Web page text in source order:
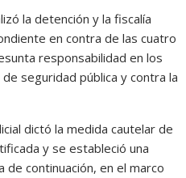
la detención y la fiscalía
en contra de las cuatro
responsabilidad en los
seguridad pública y contra la
dictó la medida cautelar de
y se estableció una
de continuación, en el marco